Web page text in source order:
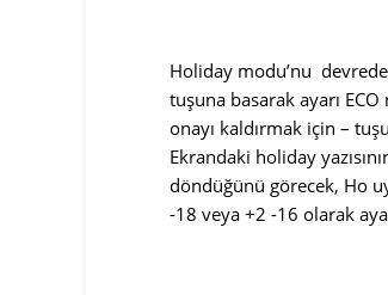
Holiday modu’nu
tuşuna basarak ayarı
onayı kaldırmak için –
Ekrandaki holiday
döndüğünü görecek, Ho
-18 veya +2 -16 olarak